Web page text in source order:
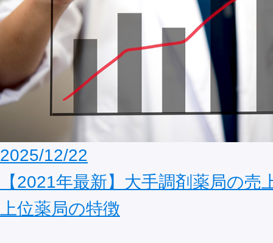
2025/12/22
【2021年最新】大手調剤薬局の売
上位薬局の特徴